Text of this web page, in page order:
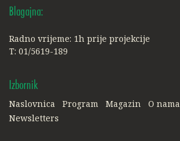
Blagajna:
Radno vrijeme: 1h prije projekcije
T: 01/5619-189
Izbornik
Naslovnica Program Magazin O nama
Newsletters